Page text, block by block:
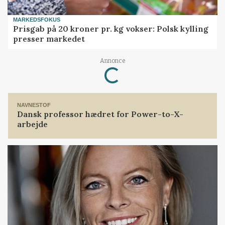
MARKEDSFOKUS
Prisgab på 20 kroner pr. kg vokser: Polsk kylling
presser markedet
Annonce
Loading...
NAVNESTOF
Dansk professor hædret for Power-to-X-
arbejde